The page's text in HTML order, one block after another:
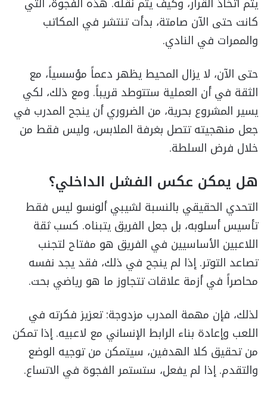
كانت حتى الآن صامتة، بدأت تنتشر في المكاتب
والممرات في النادي.
حتى الآن، لا يزال المحيط يظهر دعماً مؤسسياً، مع
الثقة في أن العملية ستتوطد قريباً. ومع ذلك، لكي
يسير المشروع بحرية، من الضروري أن ينجح المدرب في
جعل منهجيته تتصل بغرفة الملابس، وليس فقط من
خلال فرض السلطة.
هل يمكن عكس الفشل الداخلي؟
التحدي الحقيقي بالنسبة لشيبي ألونسو ليس فقط
تأسيس أسلوبه، بل جعل الفريق يتبناه. كسب ثقة
اللاعبين الأساسيين في الفريق هو مفتاح لتجنب
تصاعد التوتر. إذا لم ينجح في ذلك، فقد يجد نفسه
محاصراً في أزمة علاقات تتجاوز ما هو رياضي بحت.
لذلك، فإن مهمة المدرب مزدوجة: تعزيز فكرته في
اللعب وإعادة بناء الرابط الإنساني مع لاعبيه. إذا تمكن
من تحقيق كلا الهدفين، سيتمكن من توجيه الوضع
والتقدم. إذا لم يفعل، ستستمر الفجوة في الاتساع.